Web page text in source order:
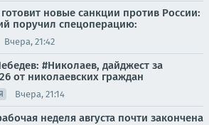
новые санкции против России:
поручил спецоперацию:
Вчера, 21:42
#Николаев, дайджест за
от николаевских граждан
Вчера, 21:14
неделя августа почти закончена